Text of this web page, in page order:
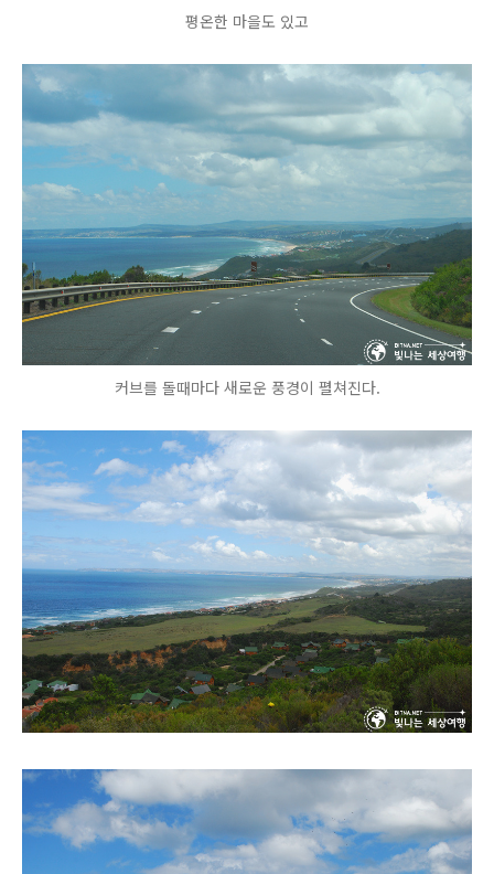
평온한 마을도 있고
커브를 돌때마다 새로운 풍경이 펼쳐진다.